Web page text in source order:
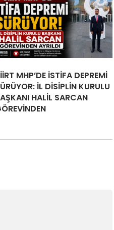
MHP’DE İSTİFA DEPREMİ
İL DİSİPLİN KURULU
HALİL SARCAN